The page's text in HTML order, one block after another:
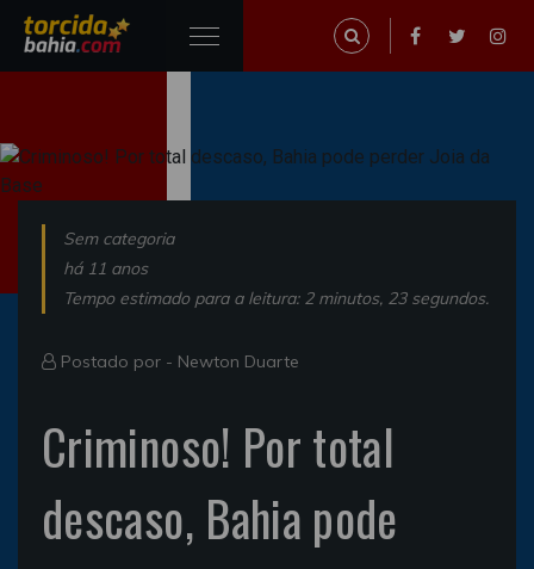
Sem categoria
há 11 anos
Tempo estimado para a leitura: 2 minutos, 23 segundos.
Postado por - Newton Duarte
Criminoso! Por total
descaso, Bahia pode